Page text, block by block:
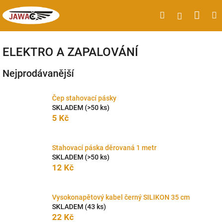
na
obsah
HledatPřihlášení
ELEKTRO A ZAPALOVÁNÍ
Nejprodávanější
Čep stahovací pásky
SKLADEM (>50 ks)
5 Kč
Stahovací páska děrovaná 1 metr
SKLADEM (>50 ks)
12 Kč
Vysokonapětový kabel černý SILIKON 35 cm
SKLADEM (43 ks)
22 Kč